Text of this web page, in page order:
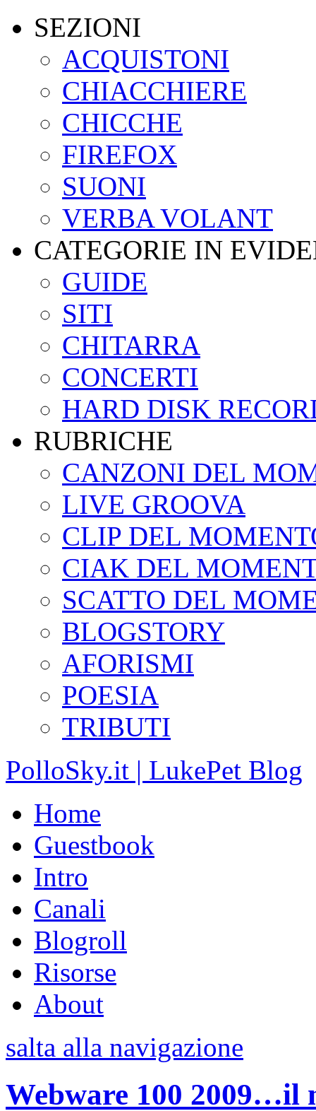
SEZIONI
ACQUISTONI
CHIACCHIERE
CHICCHE
FIREFOX
SUONI
VERBA VOLANT
CATEGORIE IN
GUIDE
SITI
CHITARRA
CONCERTI
HARD DISK
RUBRICHE
CANZONI DEL
LIVE GROOVA
CLIP DEL
CIAK DEL
SCATTO DEL
BLOGSTORY
AFORISMI
POESIA
TRIBUTI
PolloSky.it | LukePet Blog
Home
Guestbook
Intro
Canali
Blogroll
Risorse
About
salta alla navigazione
Webware 100 2009…il